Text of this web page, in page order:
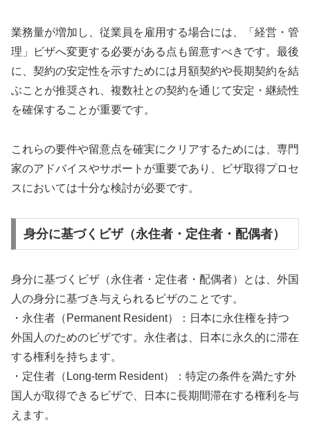
業務量が増加し、従業員を雇用する場合には、「経営・管
理」ビザへ変更する必要がある点も留意すべきです。最後
に、契約の安定性を示すためには月額契約や長期契約を結
ぶことが推奨され、複数社との契約を通じて安定・継続性
を確保することが重要です。
これらの要件や留意点を確実にクリアするためには、専門
家のアドバイスやサポートが重要であり、ビザ取得プロセ
スにおいては十分な検討が必要です。
身分に基づくビザ（永住者・定住者・配偶者）
身分に基づくビザ（永住者・定住者・配偶者）とは、外国
人の身分に基づき与えられるビザのことです。
・永住者（Permanent Resident）：日本に永住権を持つ
外国人のためのビザです。永住者は、日本に永久的に滞在
する権利を持ちます。
・定住者（Long-term Resident）：特定の条件を満たす外
国人が取得できるビザで、日本に長期間滞在する権利を与
えます。